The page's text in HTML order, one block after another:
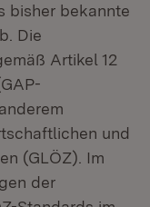
bisher bekannte
Die
Artikel 12
und
(GLÖZ). Im
der